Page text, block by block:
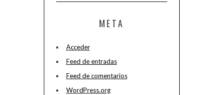
META
Acceder
Feed de entradas
Feed de comentarios
WordPress.org